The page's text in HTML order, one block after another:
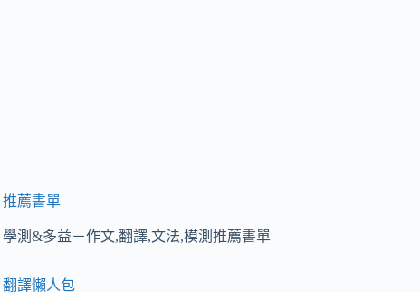
推薦書單
學測&多益－作文,翻譯,文法,模測推薦書單
翻譯懶人包